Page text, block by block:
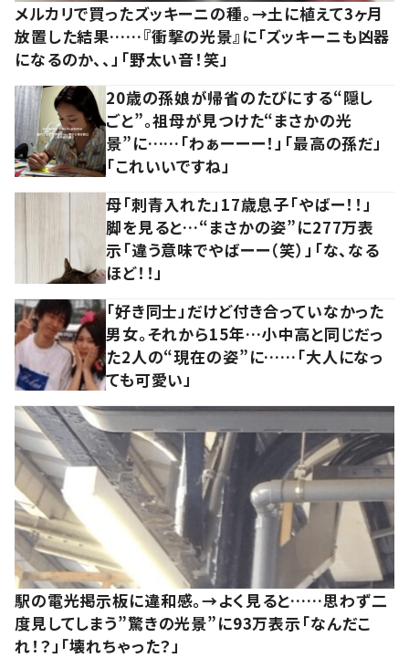
メルカリで買ったズッキーニの種。→土に植えて3ヶ月
放置した結果……『衝撃の光景』に「ズッキーニも凶器
になるのか、、」「野太い音！笑」
20歳の孫娘が帰省のたびにする“隠し
ごと”。祖母が見つけた“まさかの光
景”に……「わぁーーー！」「最高の孫だ」
「これいいですね」
母「刺青入れた」17歳息子「やばー！！」
脚を見ると…“まさかの姿”に277万表
示「違う意味でやばーー（笑）」「な、なる
ほど！！」
「好き同士」だけど付き合っていなかった
男女。それから15年…小中高と同じだっ
た2人の“現在の姿”に……「大人になっ
ても可愛い」
駅の電光掲示板に違和感。→よく見ると……思わず二
度見してしまう”驚きの光景”に93万表示「なんだこ
れ！？」「壊れちゃった？」